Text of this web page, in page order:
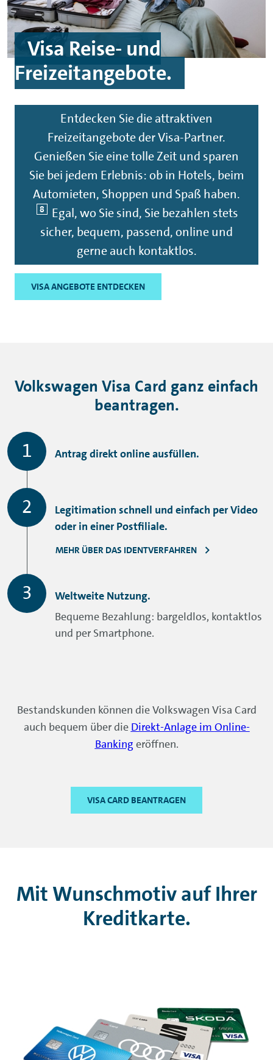
Visa Reise- und
Freizeitangebote.
Entdecken Sie die attraktiven
Freizeitangebote der Visa-Partner.
Genießen Sie eine tolle Zeit und sparen
Sie bei jedem Erlebnis: ob in Hotels, beim
Automieten, Shoppen und Spaß haben.
8
Egal, wo Sie sind, Sie bezahlen stets
sicher, bequem, passend, online und
gerne auch kontaktlos.
VISA ANGEBOTE ENTDECKEN
Volkswagen Visa Card ganz einfach
beantragen.
Antrag direkt online ausfüllen.
Legitimation schnell und einfach per Video
oder in einer Postfiliale.
MEHR ÜBER DAS IDENTVERFAHREN
Weltweite Nutzung.
Bequeme Bezahlung: bargeldlos, kontaktlos
und per Smartphone.
Bestandskunden können die Volkswagen Visa Card
auch bequem über die Direkt-Anlage im Online-
Banking eröffnen.
VISA CARD BEANTRAGEN
Mit Wunschmotiv auf Ihrer
Kreditkarte.